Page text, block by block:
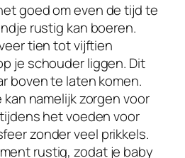
goed om even de tijd te
rustig kan boeren.
tien tot vijftien
je schouder liggen. Dit
boven te laten komen.
namelijk zorgen voor
het voeden voor
zonder veel prikkels.
rustig, zodat je baby